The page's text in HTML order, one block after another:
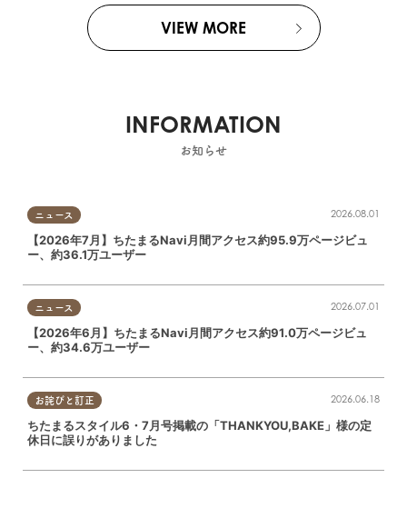
VIEW MORE
INFORMATION
お知らせ
ニュース 2026.08.01
【2026年7月】ちたまるNavi月間アクセス約95.9万ページビュ
ー、約36.1万ユーザー
ニュース 2026.07.01
【2026年6月】ちたまるNavi月間アクセス約91.0万ページビュ
ー、約34.6万ユーザー
お詫びと訂正 2026.06.18
ちたまるスタイル6・7月号掲載の「THANKYOU,BAKE」様の定
休日に誤りがありました